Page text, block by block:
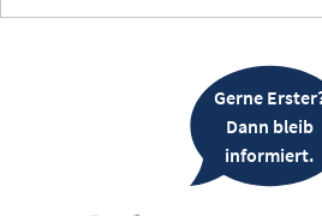
Gerne
Dann bleib
informiert.